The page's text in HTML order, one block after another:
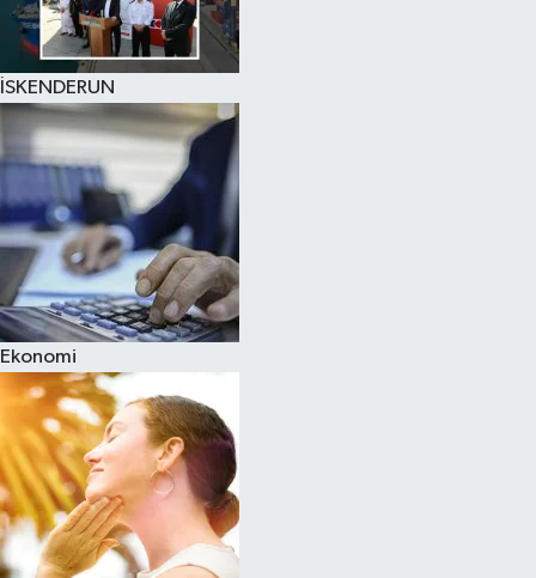
İSKENDERUN
Ekonomi